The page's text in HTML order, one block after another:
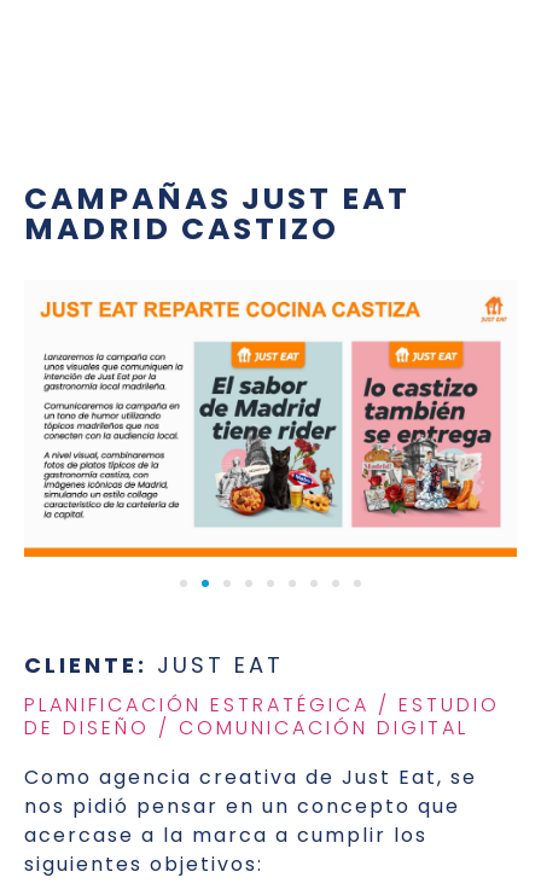
CAMPAÑAS JUST EAT
MADRID CASTIZO
CLIENTE: JUST EAT
PLANIFICACIÓN ESTRATÉGICA / ESTUDIO
DE DISEÑO / COMUNICACIÓN DIGITAL
Como agencia creativa de Just Eat, se
nos pidió pensar en un concepto que
acercase a la marca a cumplir los
siguientes objetivos: